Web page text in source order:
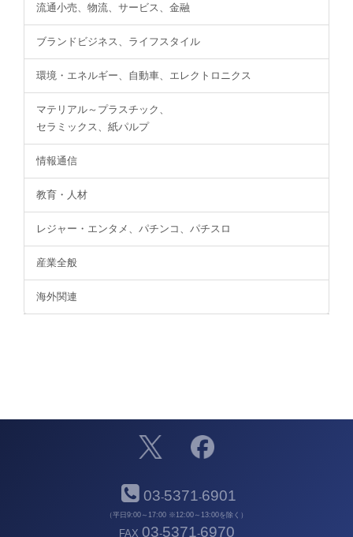
流通小売、物流、サービス、金融
ブランドビジネス、ライフスタイル
環境・エネルギー、自動車、エレクトロニクス
マテリアル～プラスチック、
セラミックス、紙パルプ
情報通信
教育・人材
レジャー・エンタメ、パチンコ、パチスロ
産業全般
海外関連
03-5371-6901
（平日9:00～17:00 ※12:00～13:00を除く）
FAX 03-5371-6970